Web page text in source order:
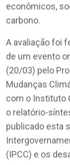
econômicos,
carbono.
A avaliação foi
de um evento
(20/03) pelo
Mudanças
com o Instituto
o relatório-
publicado esta
(IPCC) e os